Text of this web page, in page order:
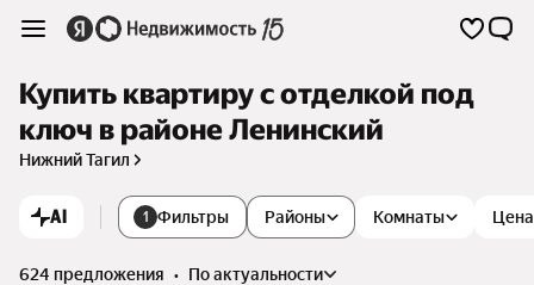
Купить квартиру с отделкой под
ключ в районе Ленинский
Нижний Тагил
AI 1 Фильтры Комнаты Цена
Районы
624 предложения •
по актуальности